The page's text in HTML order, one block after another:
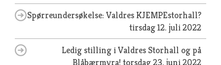
Spørreundersøkelse: Valdres KJEMPEstorhall?
tirsdag 12. juli 2022
Ledig stilling i Valdres Storhall og på
Blåbærmyra! torsdag 23. juni 2022